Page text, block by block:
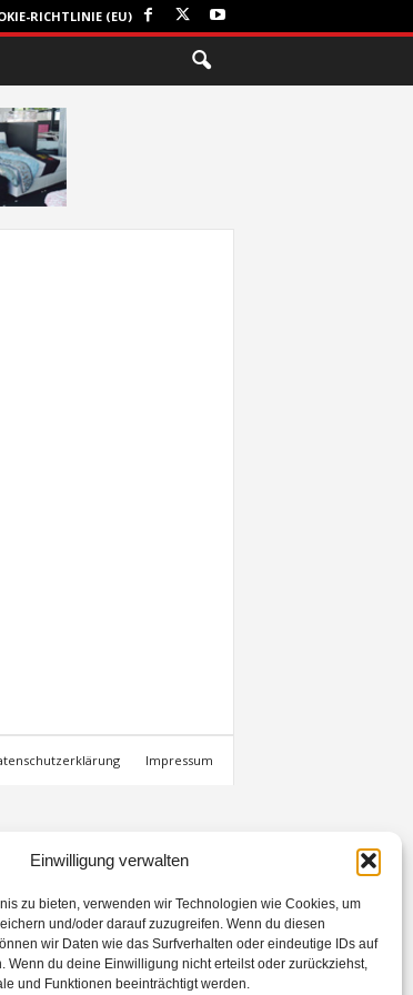
Einwilligung verwalten
zu bieten, verwenden wir Technologien wie Cookies, um
und/oder darauf zuzugreifen. Wenn du diesen
wir Daten wie das Surfverhalten oder eindeutige IDs auf
Wenn du deine Einwilligung nicht erteilst oder zurückziehst,
und Funktionen beeinträchtigt werden.
RICHTLINIE (EU)
Impressum